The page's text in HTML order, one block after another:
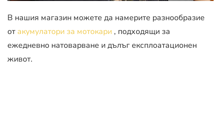
В нашия магазин можете да намерите разнообразие
от акумулатори за мотокари , подходящи за
ежедневно натоварване и дълъг експлоатационен
живот.